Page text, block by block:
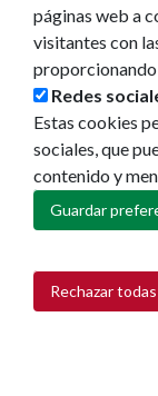
Ayuntamiento de
Plaza
31001 - Pamplona
948 420 100
Footer
Aviso legal
páginas web a
visitantes con
Redes
Estas cookies
sociales, que
contenido y
Guardar
Rechazar todas
Retirar